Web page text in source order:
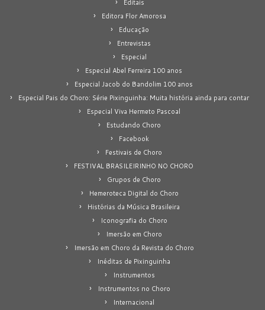
Editais
Editora Flor Amorosa
Educação
Entrevistas
Especial
Especial Abel Ferreira 100 anos
Especial Jacob do Bandolim 100 anos
Especial Pais do Choro: Série Pixinguinha: Muita história ainda para contar
Especial Viva Hermeto Pascoal
Estudando Choro
Facebook
Festivais de Choro
FESTIVAL BRASILEIRINHO NO CHORO
Grupos de Choro
Hemeroteca Digital do Choro
Histórias da Música Brasileira
Iconografia do Choro
Imersão em Choro
Imersão em Choro da Revista do Choro
Inéditas de Pixinguinha
Instrumentos
Instrumentos no Choro
Internacional